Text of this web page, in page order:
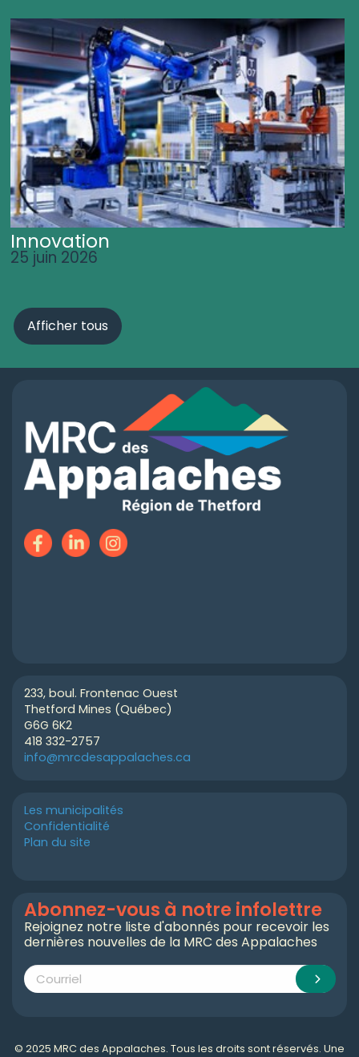
Innovation
25 juin 2026
Afficher tous
233, boul. Frontenac Ouest
Thetford Mines (Québec)
G6G 6K2
418 332-2757
info@mrcdesappalaches.ca
Les municipalités
Confidentialité
Plan du site
Abonnez-vous à notre infolettre
Rejoignez notre liste d'abonnés pour recevoir les
dernières nouvelles de la MRC des Appalaches
© 2025 MRC des Appalaches. Tous les droits sont réservés. Une